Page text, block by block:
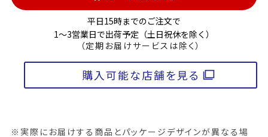
平日15時までのご注文で
1～3営業日で出荷予定（土日祝休を除く）
（定期お届けサービスは除く）
購入可能な店舗を見る
※実際にお届けする商品とパッケージデザインが異なる場